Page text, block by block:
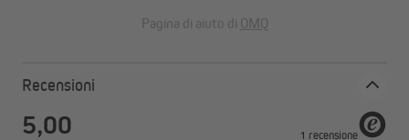
Pagina di aiuto di OMQ
Recensioni